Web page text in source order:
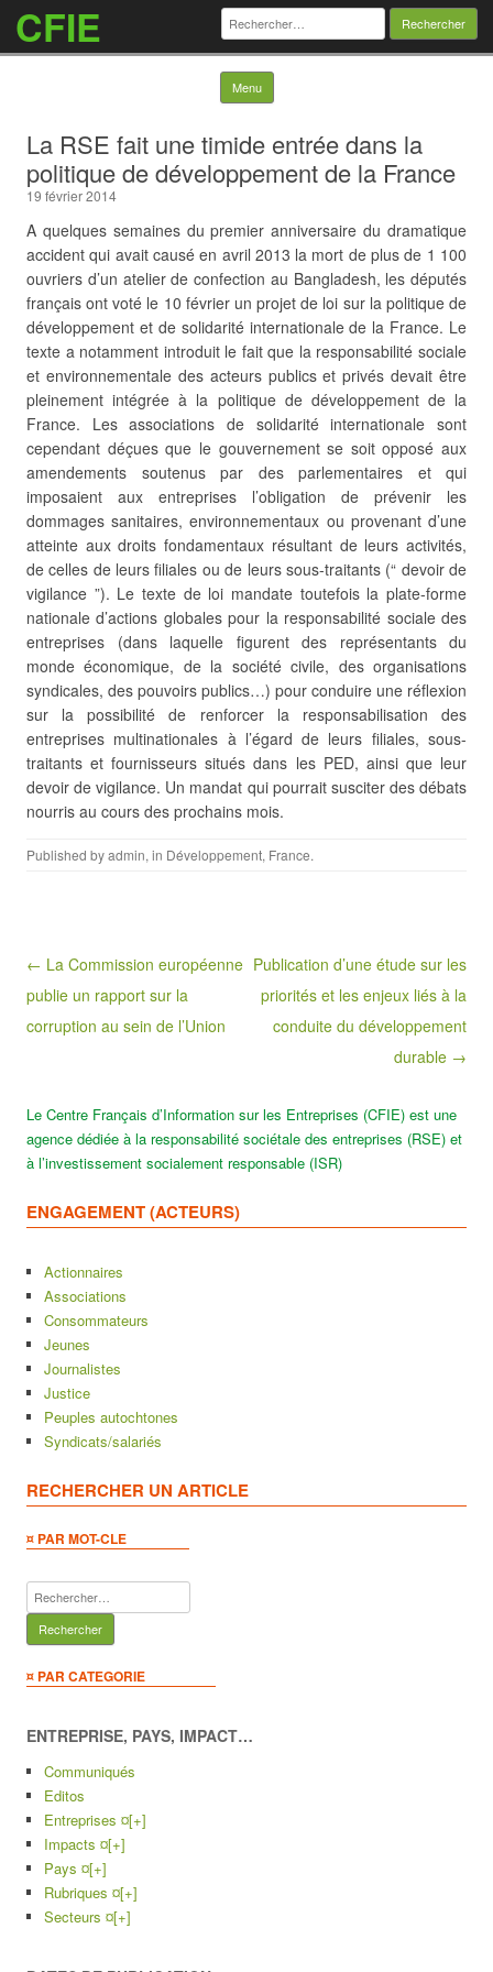
CFIE Rechercher :
Menu Skip to content
La RSE fait une timide entrée dans la
politique de développement de la France
19 février 2014
A quelques semaines du premier anniversaire du dramatique
accident qui avait causé en avril 2013 la mort de plus de 1 100
ouvriers d’un atelier de confection au Bangladesh, les députés
français ont voté le 10 février un projet de loi sur la politique de
développement et de solidarité internationale de la France. Le
texte a notamment introduit le fait que la responsabilité sociale
et environnementale des acteurs publics et privés devait être
pleinement intégréeà la politique de développement de la
France. Les associations de solidarité internationale sont
cependant déçues que le gouvernement se soit opposé aux
amendements soutenus par des parlementaires et qui
imposaient aux entreprises l’obligation de prévenir les
dommages sanitaires, environnementaux ou provenant d’une
atteinte aux droits fondamentaux résultant de leurs activités,
de celles de leurs filiales ou de leurs sous-traitants (“ devoir de
vigilance ”). Le texte de loi mandate toutefois la plate-forme
nationale d’actions globales pour la responsabilité sociale des
entreprises (dans laquelle figurent des représentants du
monde économique, de la société civile, des organisations
syndicales, des pouvoirs publics…) pour conduire une réflexion
sur la possibilité de renforcer la responsabilisation des
entreprises multinationales à l’égard de leurs filiales, sous-
traitants et fournisseurs situés dans les PED, ainsi que leur
devoir de vigilance. Un mandat qui pourrait susciter des débats
nourris au cours des prochains mois.
Published byadmin, in Développement, France.
Post navigation
← La Commission européenne
publie un rapport sur la
corruption au sein de l’Union
Publication d’une étude sur les
priorités et les enjeux liés à la
conduite du développement
durable →
Le Centre Français d’Information sur les Entreprises (CFIE) est une
agence dédiée à la responsabilité sociétale des entreprises (RSE) et
à l’investissement socialement responsable (ISR)
ENGAGEMENT (ACTEURS)
Actionnaires
Associations
Consommateurs
Jeunes
Journalistes
Justice
Peuples autochtones
Syndicats/salariés
RECHERCHER UN ARTICLE
¤ PAR MOT-CLE
Rechercher :
¤ PAR CATEGORIE
ENTREPRISE, PAYS, IMPACT…
Communiqués
Editos
Entreprises ¤[+]
Impacts ¤[+]
Pays ¤[+]
Rubriques ¤[+]
Secteurs ¤[+]